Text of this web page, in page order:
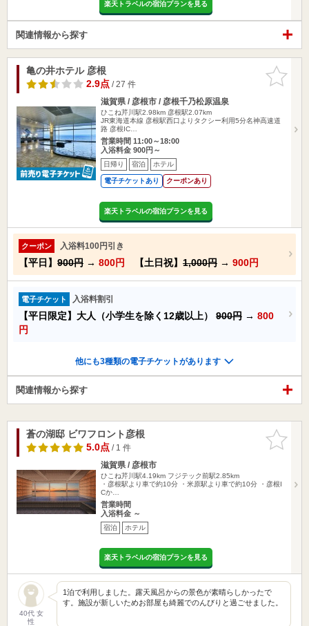
楽天トラベルの宿泊プランを見る
関連情報から探す
お気に入
りに追加
亀の井ホテル 彦根
2.9点/ 27 件
滋賀県 / 彦根市 / 彦根千乃松原温泉
ひこね芹川駅2.98km 彦根駅2.07km
JR東海道本線 彦根駅西口よりタクシー利用5分名神高速道
路 彦根IC…
営業時間 11:00～18:00
入浴料金 900円～
日帰り 宿泊 ホテル
電子チケットあり クーポンあり
楽天トラベルの宿泊プランを見る
クーポン 入浴料100円引き
【平日】 900円 → 800円 【土日祝】 1,000円 → 900円
電子チケット 入浴料割引
【平日限定】大人（小学生を除く12歳以上） 900円 → 800
円
他にも3種類の電子チケットがあります
関連情報から探す
お気に入
りに追加
蒼の湖邸 ビワフロント彦根
5.0点/ 1 件
滋賀県 / 彦根市
ひこね芹川駅4.19km フジテック前駅2.85km
・彦根駅より車で約10分 ・米原駅より車で約10分 ・彦根I
Cか…
営業時間
入浴料金 ～
宿泊 ホテル
楽天トラベルの宿泊プランを見る
40代 女
性
1泊で利用しました。露天風呂からの景色が素晴らしかったで
す。施設が新しいためお部屋も綺麗でのんびりと過ごせました。